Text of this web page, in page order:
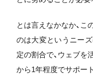
とは言えなかなか、
のは大変というニーズ
定の割合で、ウェブ
から1年程度でサポー